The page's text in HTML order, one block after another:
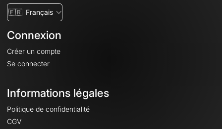
🇫🇷 Français
Connexion
Créer un compte
Se connecter
Informations légales
Politique de confidentialité
CGV